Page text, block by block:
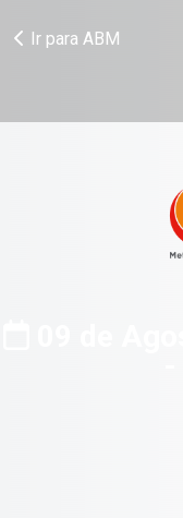
Ir para ABM